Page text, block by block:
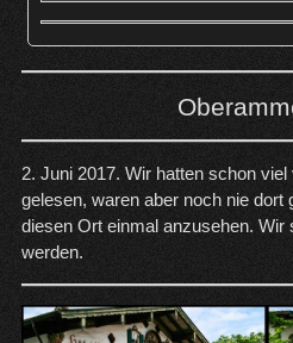
2. Juni 2017. Wir hatten schon
gelesen, waren aber noch nie
diesen Ort einmal anzusehen. Wir
werden.